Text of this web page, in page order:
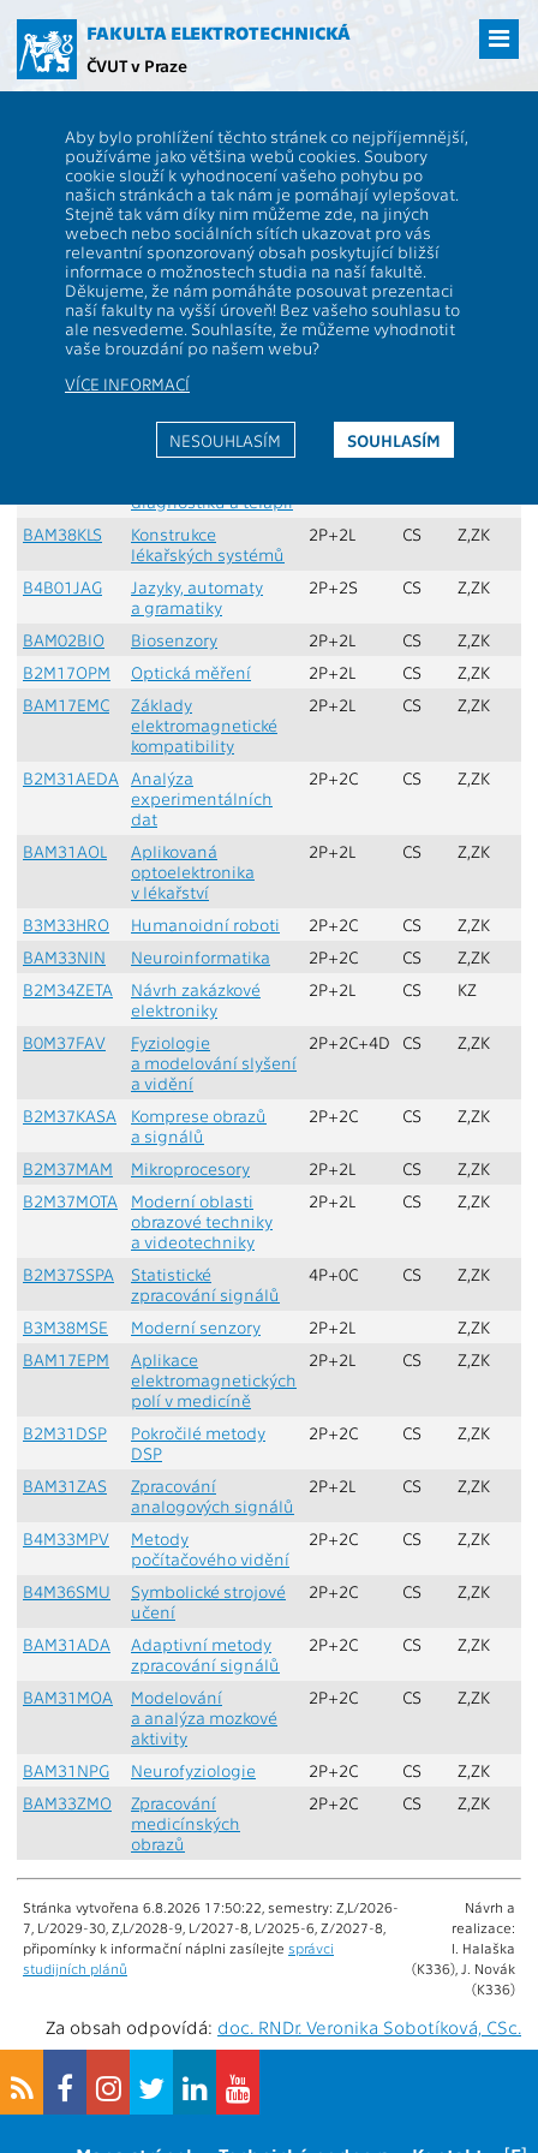
hlavní
obsah
FAKULTA ELEKTROTECHNICKÁ
ČVUT v Praze
Aby bylo prohlížení těchto stránek co nejpříjemnější,
používáme jako většina webů cookies. Soubory
cookie slouží k vyhodnocení vašeho pohybu po
našich stránkách a tak nám je pomáhají vylepšovat.
Stejně tak vám díky nim můžeme zde, na jiných
webech nebo sociálních sítích ukazovat pro vás
relevantní sponzorovaný obsah poskytující bližší
informace o možnostech studia na naší fakultě.
Děkujeme, že nám pomáháte posouvat prezentaci
naší fakulty na vyšší úroveň! Bez vašeho souhlasu to
ale nesvedeme. Souhlasíte, že můžeme vyhodnotit
vaše brouzdání po našem webu?
VÍCE INFORMACÍ
SOUHLASÍM
NESOUHLASÍM
2018_MBIOPPV1 - Povinně volitelné předměty
|H|J| K|M |N | O|P|S|Z
Popis stránky:
Zde je rozepsána skupina předmětů. Jsou zde
vidět požadavky pro její splnění a její role ve
skladbě studia. Seznam je řazen abecedně dle
kódu katedry a jména předmětu.
Skupina:Povinně volitelné předměty
Min. kreditů:24Max. kreditů:
Min. předmětů:4
Název
Rozsah
výuky
Jazyk
výuky
diagnostiku a terapii
BAM38KLS
Konstrukce
lékařských systémů
2P+2L CS Z,ZK
B4B01JAG
Jazyky, automaty
a gramatiky
2P+2S CS Z,ZK
BAM02BIO Biosenzory 2P+2L CS Z,ZK
B2M17OPM
Optická měření 2P+2L CS Z,ZK
BAM17EMC
Základy
elektromagnetické
kompatibility
2P+2L CS Z,ZK
B2M31AEDA
Analýza
experimentálních
dat
2P+2C CS Z,ZK
BAM31AOL
Aplikovaná
optoelektronika
v lékařství
2P+2L CS Z,ZK
B3M33HRO Humanoidní roboti 2P+2C CS Z,ZK
BAM33NIN
Neuroinformatika 2P+2C CS Z,ZK
B2M34ZETA
Návrh zakázkové
elektroniky
2P+2L CS KZ
B0M37FAV
Fyziologie
a modelování slyšení
a vidění
2P+2C+4D CS Z,ZK
B2M37KASA
Komprese obrazů
a signálů
2P+2C CS Z,ZK
B2M37MAM Mikroprocesory 2P+2L CS Z,ZK
B2M37MOTA
Moderní oblasti
obrazové techniky
a videotechniky
2P+2L CS Z,ZK
B2M37SSPA
Statistické
zpracování signálů
4P+0C CS Z,ZK
B3M38MSE Moderní senzory 2P+2L Z,ZK
BAM17EPM
Aplikace
elektromagnetických
polí v medicíně
2P+2L CS Z,ZK
B2M31DSP
Pokročilé metody
DSP
2P+2C CS Z,ZK
BAM31ZAS
Zpracování
analogových signálů
2P+2L CS Z,ZK
B4M33MPV
Metody
počítačového vidění
2P+2C CS Z,ZK
B4M36SMU
Symbolické strojové
učení
2P+2C CS Z,ZK
BAM31ADA
Adaptivní metody
zpracování signálů
2P+2C CS Z,ZK
BAM31MOA
Modelování
a analýza mozkové
aktivity
2P+2C CS Z,ZK
BAM31NPG Neurofyziologie 2P+2C CS Z,ZK
BAM33ZMO
Zpracování
medicínských
obrazů
2P+2C CS Z,ZK
Stránka vytvořena 6.8.2026 17:50:22, semestry: Z,L/2026-
7, L/2029-30, Z,L/2028-9, L/2027-8, L/2025-6, Z/2027-8,
připomínky k informační náplni zasílejte správci
studijních plánů
Návrh a
realizace:
I. Halaška
(K336), J. Novák
(K336)
Za obsah odpovídá: doc. RNDr. Veronika Sobotíková, CSc.